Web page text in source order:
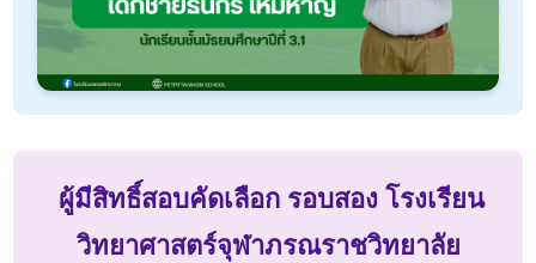
ผู้มีสิทธิ์สอบคัดเลือก รอบสอง โรงเรียน
วิทยาศาสตร์จุฬาภรณราชวิทยาลัย